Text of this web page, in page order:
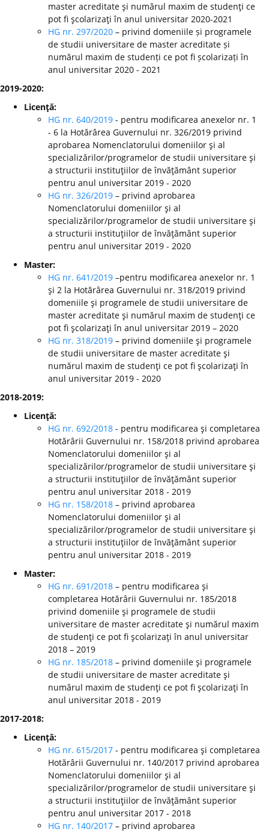
master acreditate şi numărul maxim de studenţi ce
pot fi şcolarizaţi în anul universitar 2020-2021
HG nr. 297/2020 – privind domeniile și programele
de studii universitare de master acreditate și
numărul maxim de studenți ce pot fi școlarizați în
anul universitar 2020 - 2021
2019-2020:
Licenţă:
HG nr. 640/2019 - pentru modificarea anexelor nr. 1
- 6 la Hotărârea Guvernului nr. 326/2019 privind
aprobarea Nomenclatorului domeniilor şi al
specializărilor/programelor de studii universitare şi
a structurii instituţiilor de învăţământ superior
pentru anul universitar 2019 - 2020
HG nr. 326/2019 – privind aprobarea
Nomenclatorului domeniilor şi al
specializărilor/programelor de studii universitare şi
a structurii instituţiilor de învăţământ superior
pentru anul universitar 2019 - 2020
Master:
HG nr. 641/2019 –pentru modificarea anexelor nr. 1
şi 2 la Hotărârea Guvernului nr. 318/2019 privind
domeniile şi programele de studii universitare de
master acreditate şi numărul maxim de studenţi ce
pot fi şcolarizaţi în anul universitar 2019 – 2020
HG nr. 318/2019 – privind domeniile şi programele
de studii universitare de master acreditate şi
numărul maxim de studenţi ce pot fi şcolarizaţi în
anul universitar 2019 - 2020
2018-2019:
Licenţă:
HG nr. 692/2018 - pentru modificarea şi completarea
Hotărârii Guvernului nr. 158/2018 privind aprobarea
Nomenclatorului domeniilor şi al
specializărilor/programelor de studii universitare şi
a structurii instituţiilor de învăţământ superior
pentru anul universitar 2018 - 2019
HG nr. 158/2018 – privind aprobarea
Nomenclatorului domeniilor şi al
specializărilor/programelor de studii universitare şi
a structurii instituţiilor de învăţământ superior
pentru anul universitar 2018 - 2019
Master:
HG nr. 691/2018 – pentru modificarea şi
completarea Hotărârii Guvernului nr. 185/2018
privind domeniile şi programele de studii
universitare de master acreditate şi numărul maxim
de studenţi ce pot fi şcolarizaţi în anul universitar
2018 – 2019
HG nr. 185/2018 – privind domeniile şi programele
de studii universitare de master acreditate şi
numărul maxim de studenţi ce pot fi şcolarizaţi în
anul universitar 2018 - 2019
2017-2018:
Licenţă:
HG nr. 615/2017 - pentru modificarea şi completarea
Hotărârii Guvernului nr. 140/2017 privind aprobarea
Nomenclatorului domeniilor şi al
specializărilor/programelor de studii universitare şi
a structurii instituţiilor de învăţământ superior
pentru anul universitar 2017 - 2018
HG nr. 140/2017 – privind aprobarea